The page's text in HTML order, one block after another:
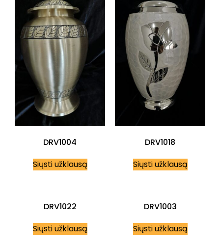
DRV1004
Siųsti užklausą
DRV1018
Siųsti užklausą
DRV1022
Siųsti užklausą
DRV1003
Siųsti užklausą